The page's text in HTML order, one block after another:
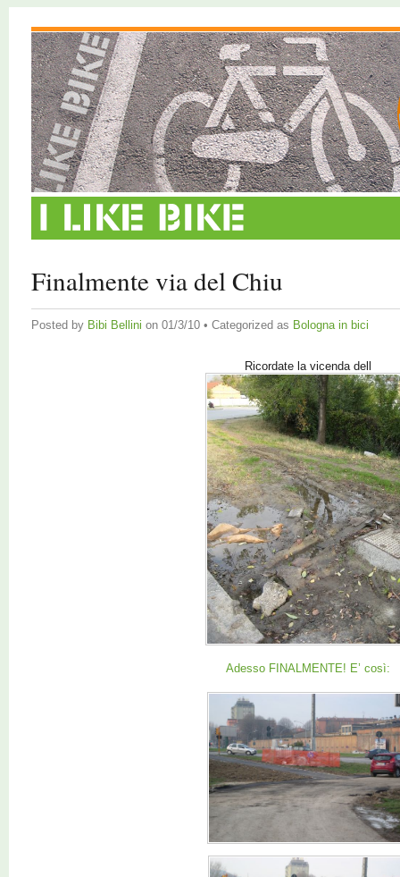
Finalmente via del Chiu
Posted by Bibi Bellini on 01/3/10 • Categorized as Bologna in bici
Ricordate la vicenda dell
Adesso FINALMENTE! E’ così: